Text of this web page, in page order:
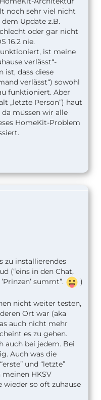
noch sehr viel nicht
Update z.B.
oder gar nicht
16.2 nie.
ist meine
verlässt“-
ist, dass diese
verlässt“) sowohl
funktioniert. Aber
„letzte Person“) haut
müssen wir alle
HomeKit-Problem
zu installierendes
(“eins in den Chat,
summt”.
)
nicht weiter testen,
Ort war (aka
auch nicht mehr
es zu gehen.
auch bei jedem. Bei
Auch was die
und “letzte”
meinen HKSV
wieder so oft zuhause